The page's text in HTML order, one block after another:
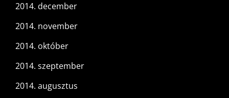
2014. december
2014. november
2014. október
2014. szeptember
2014. augusztus